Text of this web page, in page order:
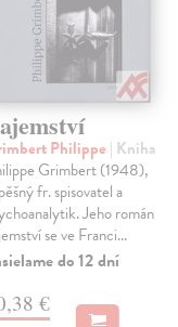
Philippe | Kniha
Grimbert (1948),
fr. spisovatel a
Jeho román
se ve Franci...
do 12 dní
€